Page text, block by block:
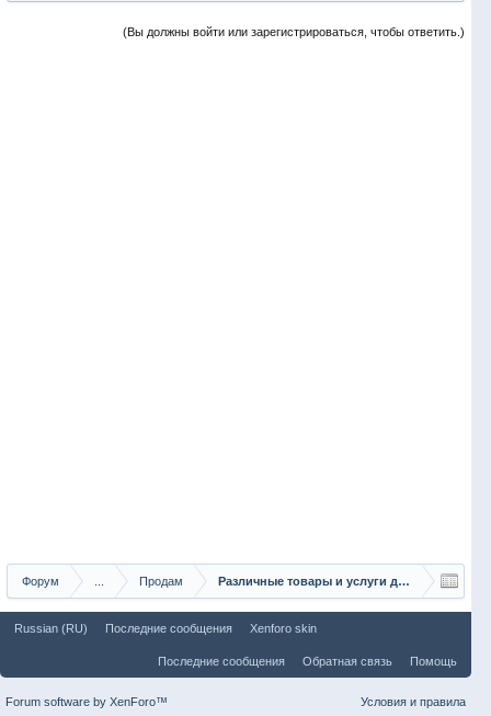
(Вы должны войти или зарегистрироваться, чтобы ответить.)
Форум Продам Различные товары и услуги для рыбаков
Russian (RU) Последние сообщения Xenforo skin
Последние сообщения Обратная связь Помощь
Условия и правила
Forum software by XenForo™